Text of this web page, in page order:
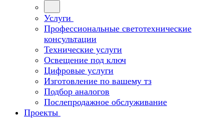
Услуги
Профессиональные светотехнические
консультации
Технические услуги
Освещение под ключ
Цифровые услуги
Изготовление по вашему тз
Подбор аналогов
Послепродажное обслуживание
Проекты